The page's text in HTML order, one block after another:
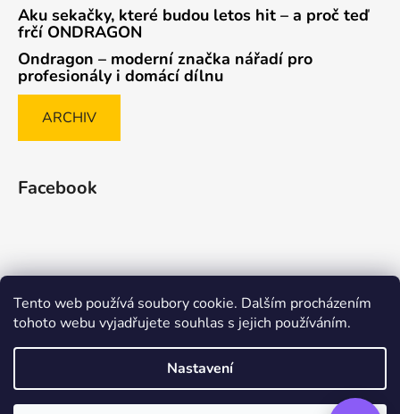
Tento web používá soubory cookie. Dalším procházením
tohoto webu vyjadřujete souhlas s jejich používáním.
Nastavení
Aku sekačky, které budou letos hit – a proč teď
frčí ONDRAGON
Ondragon – moderní značka nářadí pro
profesionály i domácí dílnu
ARCHIV
Facebook
Způsob ověřování recenzí